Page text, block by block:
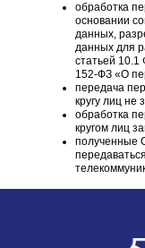
обработка
основании
данных,
данных для
статьей
152-ФЗ «О
передача
кругу лиц не
обработка
кругом лиц
полученные